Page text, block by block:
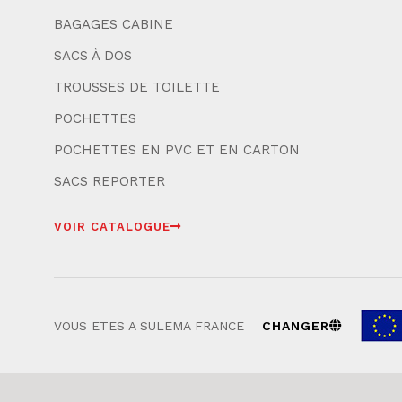
BAGAGES CABINE
SACS À DOS
TROUSSES DE TOILETTE
POCHETTES
POCHETTES EN PVC ET EN CARTON
SACS REPORTER
VOIR CATALOGUE
VOUS ETES A SULEMA FRANCE CHANGER